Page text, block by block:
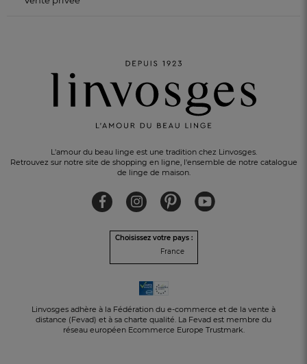
PAIEMENT EN 3 FOIS sans frais avec Alma
L'amour du beau linge est une tradition chez Linvosges.
Retrouvez sur notre site de shopping en ligne, l'ensemble de notre catalogue
de linge de maison.
Choisissez votre pays :
France
Linvosges adhère à la Fédération du e-commerce et de la vente à
distance (Fevad) et à sa charte qualité. La Fevad est membre du
réseau européen Ecommerce Europe Trustmark.